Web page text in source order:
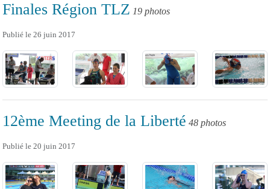
Finales Région TLZ 19 photos
Publié le 26 juin 2017
12ème Meeting de la Liberté 48 photos
Publié le 20 juin 2017